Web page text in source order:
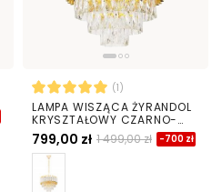
(1)
LAMPA WISZĄCA ŻYRANDOL
KRYSZTAŁOWY CZARNO-
ZŁOTY MAZINI D40
799,00 zł 1 499,00 zł -700 zł